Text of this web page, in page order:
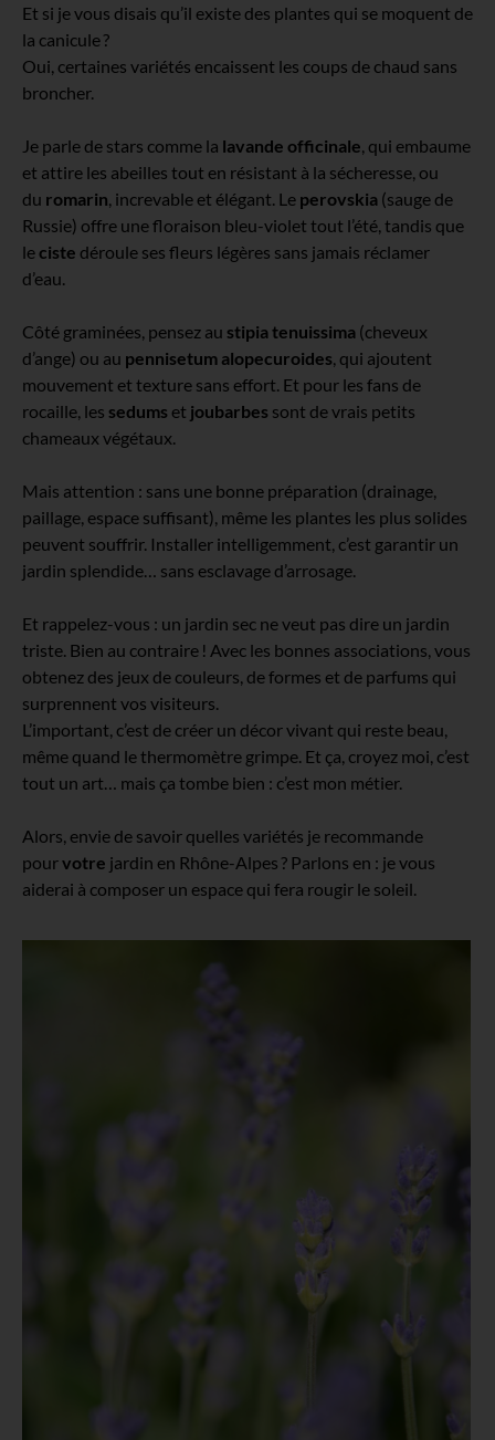
Et si je vous disais qu’il existe des plantes qui se moquent de
la canicule ?
Oui, certaines variétés encaissent les coups de chaud sans
broncher.
Je parle de stars comme la lavande officinale , qui embaume
et attire les abeilles tout en résistant à la sécheresse, ou
du romarin , increvable et élégant. Le perovskia (sauge de
Russie) offre une floraison bleu-violet tout l’été, tandis que
leciste déroule ses fleurs légères sans jamais réclamer
d’eau.
Côté graminées, pensez au stipia tenuissima (cheveux
d’ange) ou au pennisetum alopecuroides , qui ajoutent
mouvement et texture sans effort. Et pour les fans de
rocaille, les sedums et joubarbes sont de vrais petits
chameaux végétaux.
Mais attention : sans une bonne préparation (drainage,
paillage, espace suffisant), même les plantes les plus solides
peuvent souffrir. Installer intelligemment, c’est garantir un
jardin splendide… sans esclavage d’arrosage.
Et rappelez-vous : un jardin sec ne veut pas dire un jardin
triste. Bien au contraire ! Avec les bonnes associations, vous
obtenez des jeux de couleurs, de formes et de parfums qui
surprennent vos visiteurs.
L’important, c’est de créer un décor vivant qui reste beau,
même quand le thermomètre grimpe. Et ça, croyez moi, c’est
tout un art… mais ça tombe bien : c’est mon métier.
Alors, envie de savoir quelles variétés je recommande
pourvotre jardin en Rhône-Alpes ? Parlons en : je vous
aiderai à composer un espace qui fera rougir le soleil.